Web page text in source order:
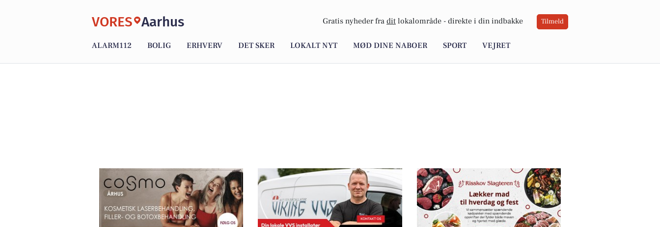
VORES Aarhus Gratis nyheder fra dit lokalområde - direkte i din indbakke Tilmeld
ALARM112 BOLIG ERHVERV DET SKER LOKALT NYT MØD DINE NABOER SPORT VEJRET